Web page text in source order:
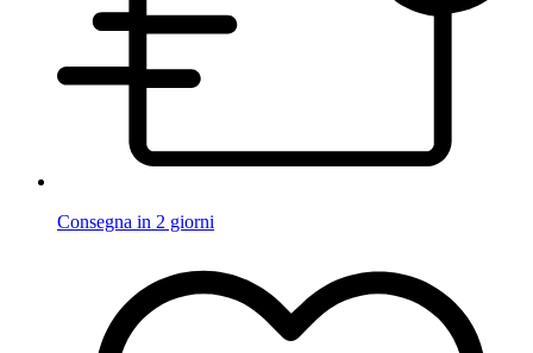
Consegna in 2 giorni